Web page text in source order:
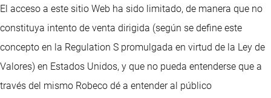
El acceso a este sitio Web ha sido limitado, de manera que no
constituya intento de venta dirigida (según se define este
concepto en la Regulation S promulgada en virtud de la Ley de
Valores) en Estados Unidos, y que no pueda entenderse que a
través del mismo Robeco dé a entender al público